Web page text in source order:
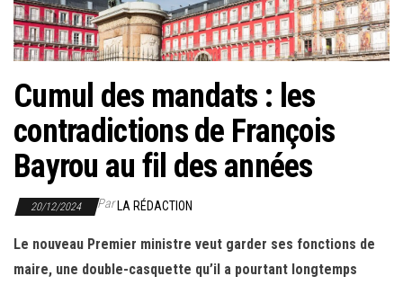
l
a
i
Cumul des mandats : les
contradictions de François
Bayrou au fil des années
20/12/2024 ParLA RÉDACTION
Le nouveau Premier ministre veut garder ses fonctions de
maire, une double-casquette qu’il a pourtant longtemps